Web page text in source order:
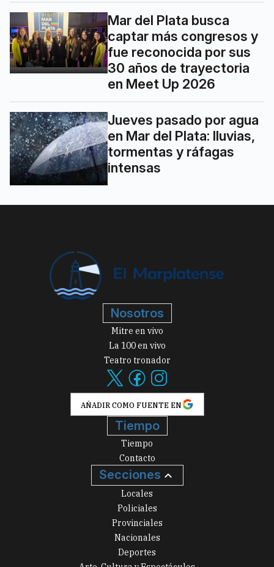
Mar del Plata busca
captar más congresos y
fue reconocida por sus
30 años de trayectoria
en Meet Up 2026
Jueves pasado por agua
en Mar del Plata: lluvias,
tormentas y ráfagas
intensas
Nosotros
Mitre en vivo
La 100 en vivo
Teatro tronador
AÑADIR COMO FUENTE EN
Tiempo
Tiempo
Contacto
Secciones
Locales
Policiales
Provinciales
Nacionales
Deportes